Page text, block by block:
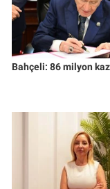
Bahçeli: 86 milyon
Spor
Teknoloji
Türkiye'nin
Yerel